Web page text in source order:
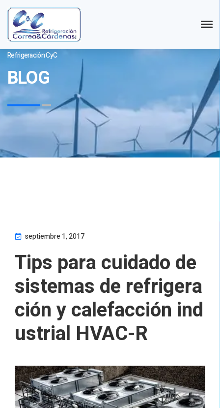
Refrigeración CyC
BLOG
septiembre 1, 2017
Tips para cuidado de
sistemas de refrigera
ción y calefacción ind
ustrial HVAC-R